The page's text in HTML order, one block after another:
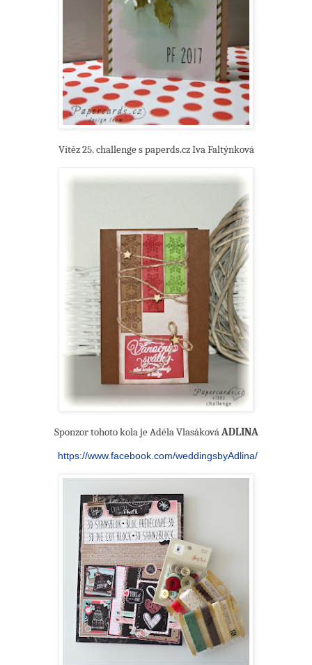
Vítěz 25. challenge s paperds.cz Iva Faltýnková
Sponzor tohoto kola je Adéla VlasákováADLINA
https://www.facebook.com/weddingsbyAdlina/